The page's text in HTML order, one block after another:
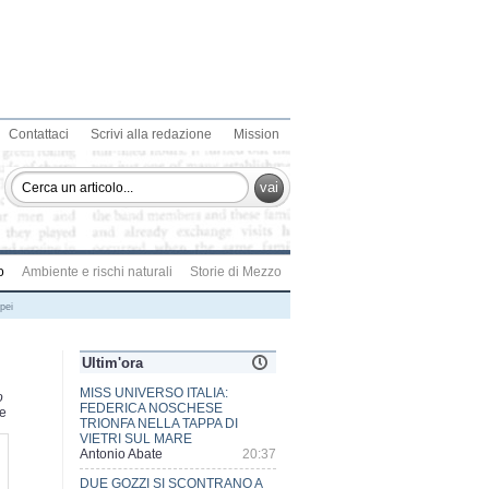
Contattaci Scrivi alla redazione Mission
vai
Ambiente e rischi naturali Storie di Mezzo
Ultim'ora
DUE GOZZI SI SCONTRANO A
CONCA DEI MARINI, AMALFI,
GRAVI DANNI ALLE
IMBARCAZIONI, MA NESSUN
FERITO
UF.ST.GUARDIA COSTIERA
SALERNO